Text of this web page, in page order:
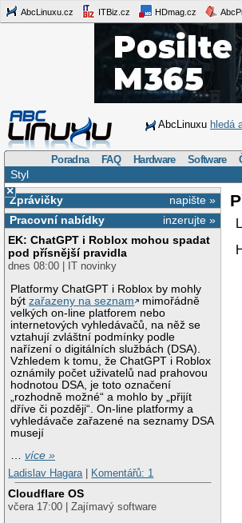
AbcLinuxu.cz ITBiz.cz HDmag.cz
AbcLinuxu hledá
Poradna FAQ Hardware Software
Styl
×
napište »
Zprávičky
inzerujte »
Pracovní nabídky
EK: ChatGPT i Roblox mohou spadat
pod přísnější pravidla
dnes 08:00 | IT novinky
Platformy ChatGPT i Roblox by mohly
býtzařazeny na seznam
mimořádně
velkých on-line platforem nebo
internetových vyhledávačů, na něž se
vztahují zvláštní podmínky podle
nařízení o digitálních službách (DSA).
Vzhledem k tomu, že ChatGPT i Roblox
oznámily počet uživatelů nad prahovou
hodnotou DSA, je toto označení
„rozhodně možné“ a mohlo by „přijít
dříve či později“. On-line platformy a
vyhledávače zařazené na seznamy DSA
musejí
…více »
Ladislav Hagara
Komentářů: 1
Cloudflare OS
včera 17:00 | Zajímavý software